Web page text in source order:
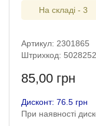
На складі - 3
Артикул: 2301865
Штрихкод:
85,00 грн
Дисконт: 76.5 грн
При наявності